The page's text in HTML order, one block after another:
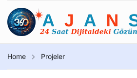
Home Projeler